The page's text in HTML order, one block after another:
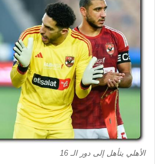
الأهلي يتأهل إلى دور الـ 16